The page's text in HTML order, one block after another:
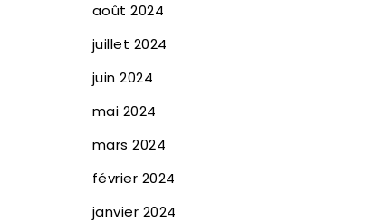
août 2024
juillet 2024
juin 2024
mai 2024
mars 2024
février 2024
janvier 2024